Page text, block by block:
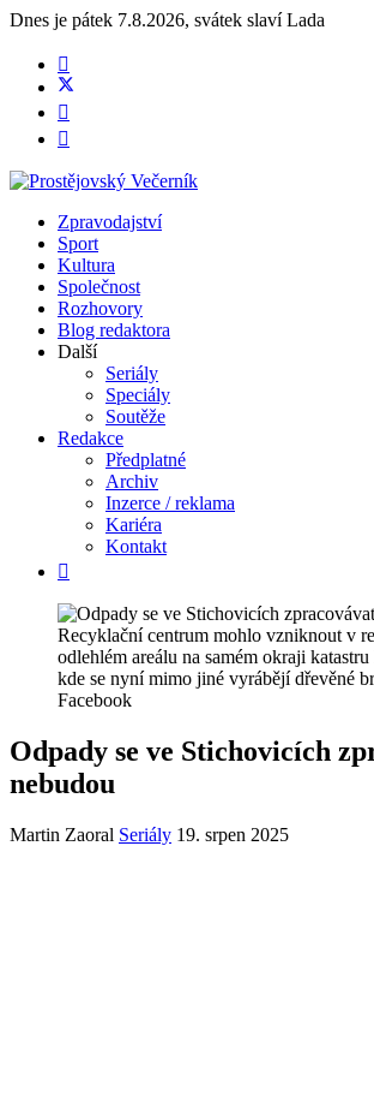
Dnes je pátek 7.8.2026, svátek slavíLada
Zpravodajství
Sport
Kultura
Společnost
Rozhovory
Blog redaktora
Další
Seriály
Speciály
Soutěže
Redakce
Předplatné
Archiv
Inzerce / reklama
Kariéra
Kontakt
Recyklační centrum mohlo vzniknout v
odlehlém areálu na samém okraji
kde se nyní mimo jiné vyrábějí dřevěné
Facebook
Odpady se ve Stichovicích
nebudou
Martin Zaoral Seriály 19. srpen 2025